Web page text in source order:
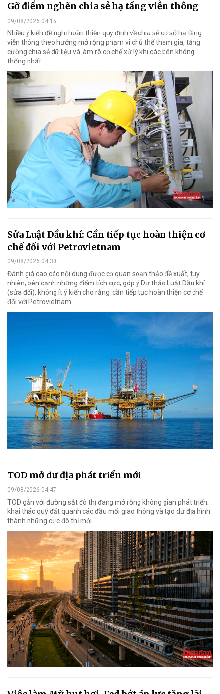
Gỡ điểm nghẽn chia sẻ hạ tầng viễn thông
09/08/2026 04:15
Nhiều ý kiến đề nghị hoàn thiện quy định về chia sẻ cơ sở hạ tầng
viễn thông theo hướng mở rộng phạm vi chủ thể tham gia, tăng
cường chia sẻ dữ liệu và làm rõ cơ chế xử lý khi các bên không
thống nhất.
Sửa Luật Dầu khí: Cần tiếp tục hoàn thiện cơ
chế đối với Petrovietnam
09/08/2026 04:30
Đánh giá cao các nội dung được cơ quan soạn thảo đề xuất, tuy
nhiên, bên cạnh những điểm tích cực, góp ý Dự thảo Luật Dầu khí
(sửa đổi), không ít ý kiến cho rằng, cần tiếp tục hoàn thiện cơ chế
đối với Petrovietnam.
TOD mở dư địa phát triển mới
09/08/2026 04:47
TOD gắn với đường sắt đô thị đang mở rộng không gian phát triển,
khai thác quỹ đất quanh các đầu mối giao thông và tạo dư địa hình
thành những cực đô thị mới.